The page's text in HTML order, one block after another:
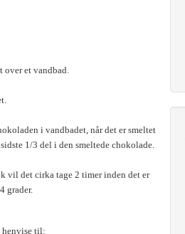
over et vandbad.
i vandbadet, når det er smeltet
1/3 del i den smeltede chokolade.
vil det cirka tage 2 timer inden det er
grader.
henvise til: